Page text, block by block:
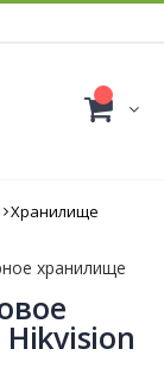
Хранилище